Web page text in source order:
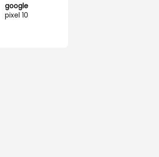
google
pixel 10